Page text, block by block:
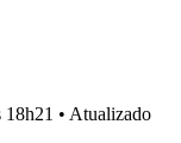
18h21 • Atualizado